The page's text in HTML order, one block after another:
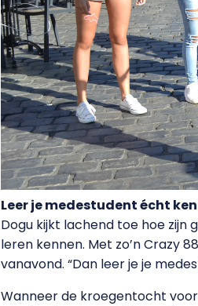
Leer je medestudent écht
Dogu kijkt lachend toe hoe zijn
leren kennen. Met zo’n Crazy
vanavond. “Dan leer je je
Wanneer de kroegentocht